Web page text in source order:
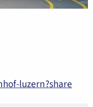
luzern?share